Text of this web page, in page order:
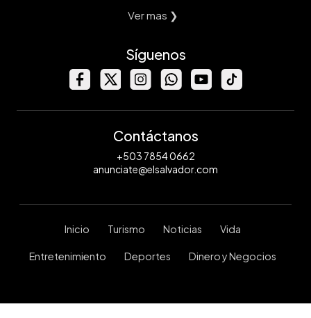
Ver mas ❯
Síguenos
Contáctanos
+503 7854 0662
anunciate@elsalvador.com
Inicio Turismo Noticias Vida
Entretenimiento Deportes Dinero y Negocios